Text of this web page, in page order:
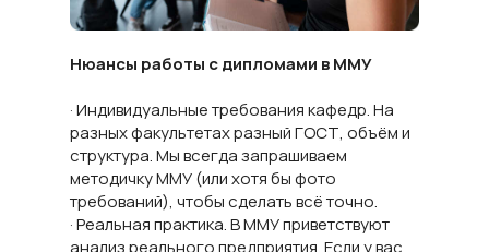
Нюансы работы с дипломами в ММУ
· Индивидуальные требования кафедр. На
разных факультетах разный ГОСТ, объём и
структура. Мы всегда запрашиваем
методичку ММУ (или хотя бы фото
требований), чтобы сделать всё точно.
· Реальная практика. В ММУ приветствуют
анализ реального предприятия. Если у вас